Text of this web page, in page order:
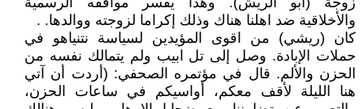
والأخلاقية ضد اهلنا هناك وذلك إكراما لزوجته ووالدها. .
كان (ريشي) من اقوى المؤيدين لسياسة نتنياهو في
حملات الإبادة. وصل إلى تل ابيب ولم يتمالك نفسه من
الحزن والألم. قال في مؤتمره الصحفي: (أردت أن آتي
هنا الليلة لأقف معكم، أواسيكم في ساعات الحزن،